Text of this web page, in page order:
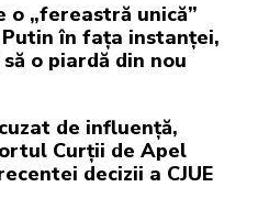
o „fereastră unică”
în fața instanței,
o piardă din nou
de influență,
Curții de Apel
decizii a CJUE